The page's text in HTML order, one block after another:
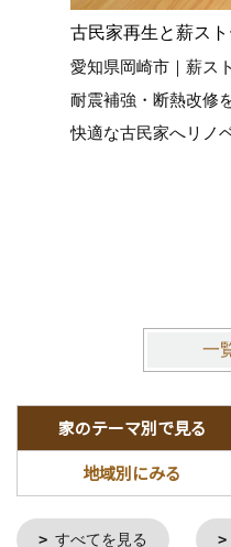
古民家再生と薪ス
愛知県岡崎市｜薪ス
耐震補強・断熱改修
快適な古民家へリノ
一
家のテーマ別で見る
地域別にみる
すべてを見る